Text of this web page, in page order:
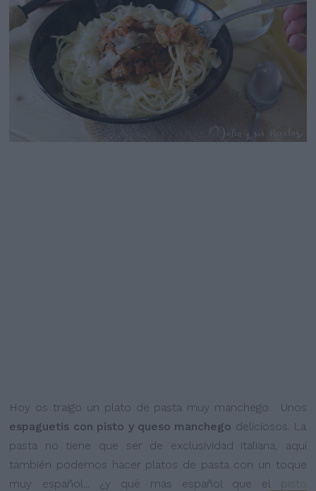
Hoy os traigo un plato de pasta muy manchego. Unos
espaguetis con pisto y queso manchego deliciosos. La
pasta no tiene que ser de exclusividad italiana, aquí
también podemos hacer platos de pasta con un toque
muy español... ¿y qué más español que el pisto